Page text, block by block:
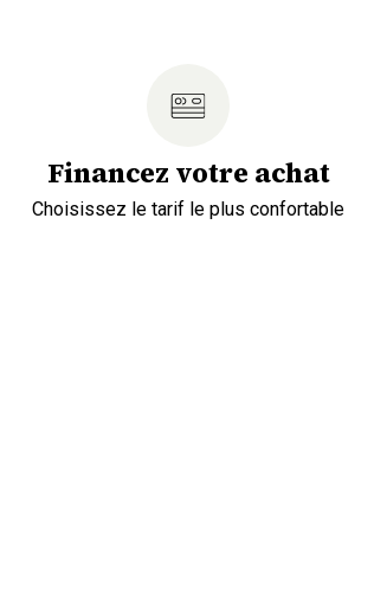
Financez votre achat
Choisissez le tarif le plus confortable